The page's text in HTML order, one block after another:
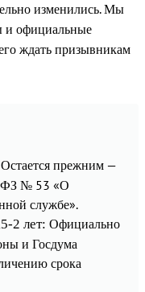
изменились. Мы
и официальные
ждать призывникам
Остается прежним —
ФЗ № 53 «О
службе».
2 лет: Официально
и Госдума
срока